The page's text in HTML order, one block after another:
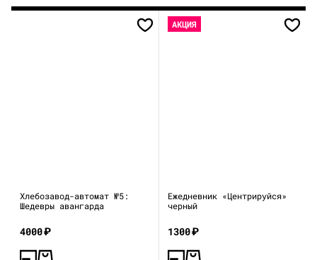
Хлебозавод-автомат №5:
Шедевры авангарда
4000₽
АКЦИЯ
Ежедневник «Центрируйся»
черный
1300₽